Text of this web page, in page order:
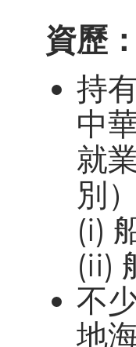
資歷：
持
中
就
別
(i)
(ii)
不
地